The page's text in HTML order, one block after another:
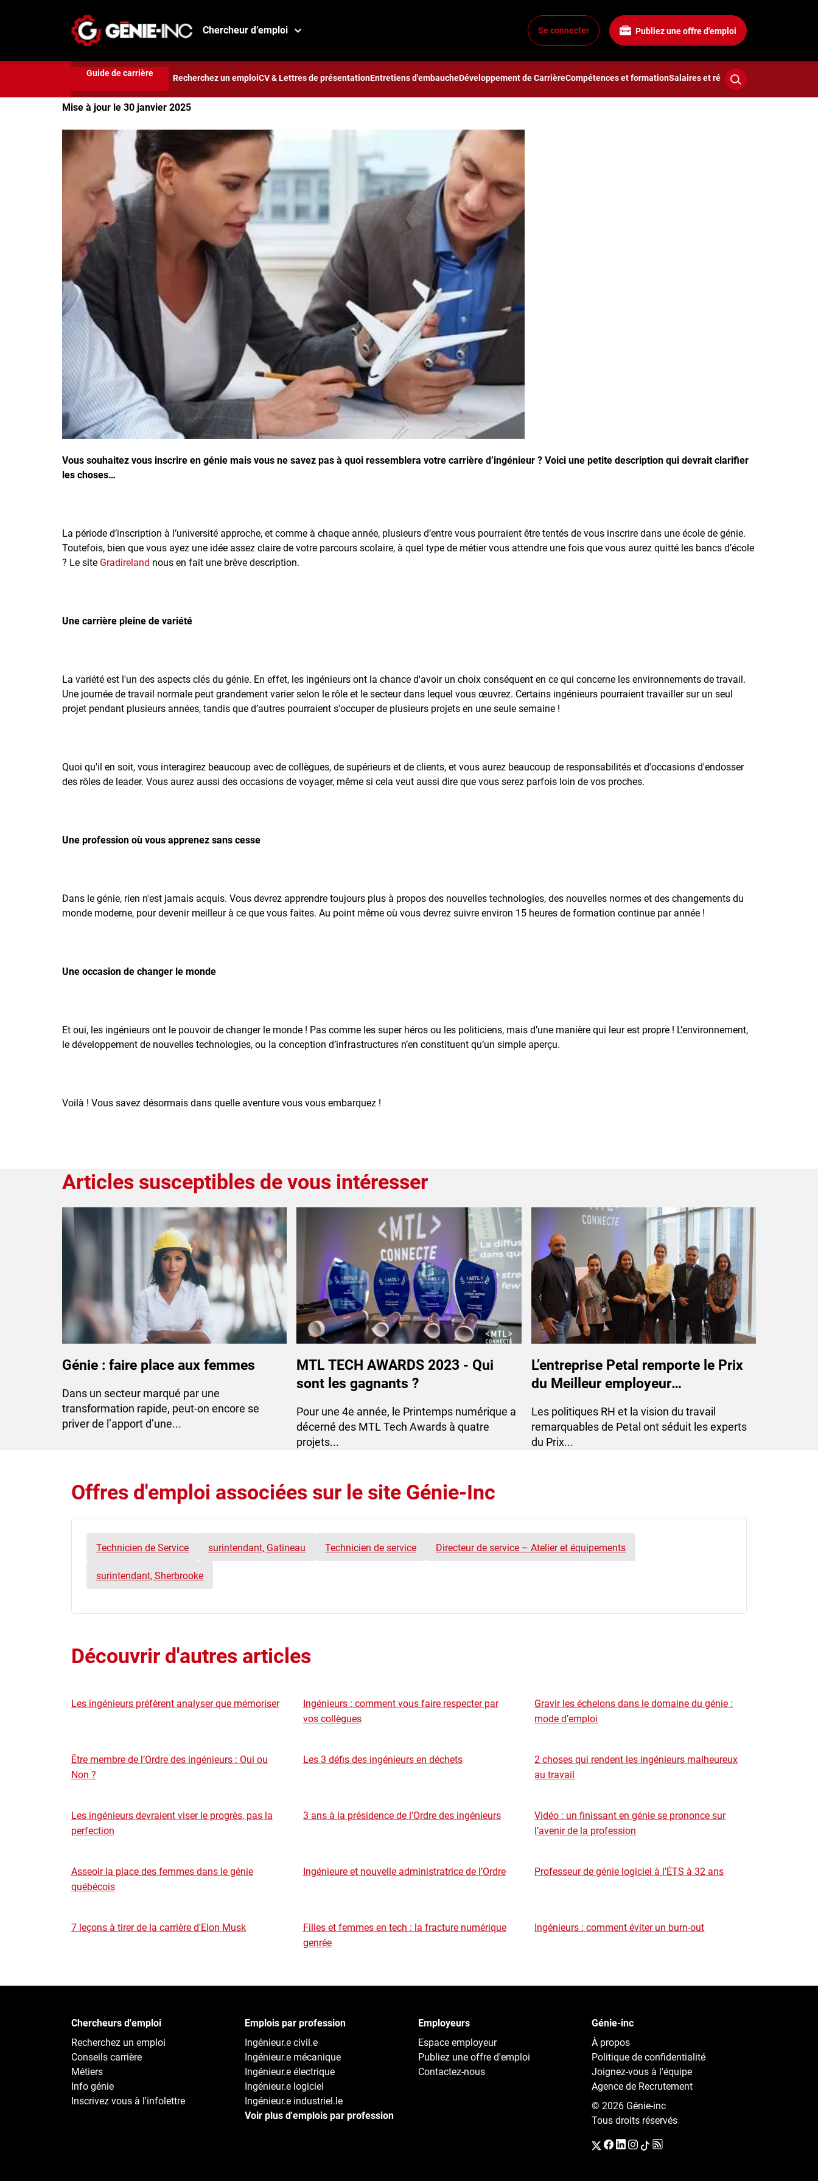
Chercheur d’emploi Se connecter Publiez une offre d'emploi
Créez un compte
Emplois
Recherchez un emploi
Compagnies
Ma boîte à outils
Conseils carrière
Nos chroniques
Inscrivez-vous à l'infolettre
Employeurs
Publiez une offre d'emploi
Guide de carrière Recherchez un emploiCV & Lettres de présentationEntretiens d'embaucheDéveloppement de CarrièreCompétences et formationSalaires et rémunération
Développement de Carrière À quoi ressemble la carrière d'un ingénieur ?
À quoi ressemble la carrière d'un ingénieur ?
Rédigé parElsa Moreira
Mise à jour le 30 janvier 2025
Vous souhaitez vous inscrire en génie mais vous ne savez pas à quoi ressemblera votre carrière d’ingénieur ? Voici une petite description qui devrait clarifier
les choses…
La période d’inscription à l’université approche, et comme à chaque année, plusieurs d’entre vous pourraient être tentés de vous inscrire dans une école de génie.
Toutefois, bien que vous ayez une idée assez claire de votre parcours scolaire, à quel type de métier vous attendre une fois que vous aurez quitté les bancs d’école
? Le site Gradireland nous en fait une brève description.
Une carrière pleine de variété
La variété est l'un des aspects clés du génie. En effet, les ingénieurs ont la chance d'avoir un choix conséquent en ce qui concerne les environnements de travail.
Une journée de travail normale peut grandement varier selon le rôle et le secteur dans lequel vous œuvrez. Certains ingénieurs pourraient travailler sur un seul
projet pendant plusieurs années, tandis que d’autres pourraient s'occuper de plusieurs projets en une seule semaine !
Quoi qu'il en soit, vous interagirez beaucoup avec de collègues, de supérieurs et de clients, et vous aurez beaucoup de responsabilités et d'occasions d'endosser
des rôles de leader. Vous aurez aussi des occasions de voyager, même si cela veut aussi dire que vous serez parfois loin de vos proches.
Une profession où vous apprenez sans cesse
Dans le génie, rien n'est jamais acquis. Vous devrez apprendre toujours plus à propos des nouvelles technologies, des nouvelles normes et des changements du
monde moderne, pour devenir meilleur à ce que vous faites. Au point même où vous devrez suivre environ 15 heures de formation continue par année !
Une occasion de changer le monde
Et oui, les ingénieurs ont le pouvoir de changer le monde ! Pas comme les super héros ou les politiciens, mais d’une manière qui leur est propre ! L’environnement,
le développement de nouvelles technologies, ou la conception d’infrastructures n’en constituent qu’un simple aperçu.
Voilà ! Vous savez désormais dans quelle aventure vous vous embarquez !
Articles susceptibles de vous intéresser
Génie : faire place aux femmes
Dans un secteur marqué par une
transformation rapide, peut-on encore se
priver de l’apport d’une...
MTL TECH AWARDS 2023 - Qui
sont les gagnants ?
Pour une 4e année, le Printemps numérique a
décerné des MTL Tech Awards à quatre
projets...
L’entreprise Petal remporte le Prix
du Meilleur employeur
Les politiques RH et la vision du travail
remarquables de Petal ont séduit les experts
du Prix...
Offres d'emploi associées sur le site Génie-Inc
Technicien de Service surintendant, Gatineau Technicien de service Directeur de service – Atelier et équipements
surintendant, Sherbrooke
Découvrir d'autres articles
Les ingénieurs préfèrent analyser que mémoriser
Ingénieurs : comment vous faire respecter par
vos collègues
Gravir les échelons dans le domaine du génie :
mode d’emploi
Être membre de l’Ordre des ingénieurs : Oui ou
Non ?
Les 3 défis des ingénieurs en déchets
2 choses qui rendent les ingénieurs malheureux
au travail
Les ingénieurs devraient viser le progrès, pas la
perfection
3 ans à la présidence de l’Ordre des ingénieurs
Vidéo : un finissant en génie se prononce sur
l’avenir de la profession
Asseoir la place des femmes dans le génie
québécois
Ingénieure et nouvelle administratrice de l’Ordre Professeur de génie logiciel à l’ÉTS à 32 ans
7 leçons à tirer de la carrière d'Elon Musk
Filles et femmes en tech : la fracture numérique
genrée
Ingénieurs : comment éviter un burn-out
Chercheurs d'emploi
Recherchez un emploi
Conseils carrière
Métiers
Info génie
Inscrivez vous à l'infolettre
Emplois par profession
Ingénieur.e civil.e
Ingénieur.e mécanique
Ingénieur.e électrique
Ingénieur.e logiciel
Ingénieur.e industriel.le
Voir plus d'emplois par profession
Employeurs
Espace employeur
Publiez une offre d'emploi
Contactez-nous
Génie-inc
À propos
Politique de confidentialité
Joignez-vous à l'équipe
Agence de Recrutement
© 2026 Génie-inc
Tous droits réservés